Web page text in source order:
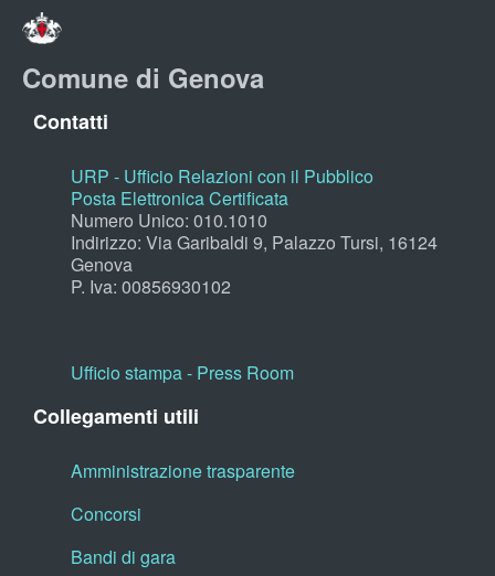
Comune di Genova
Contatti
URP - Ufficio Relazioni con il Pubblico
Posta Elettronica Certificata
Numero Unico: 010.1010
Indirizzo: Via Garibaldi 9, Palazzo Tursi, 16124
Genova
P. Iva: 00856930102
Ufficio stampa - Press Room
Collegamenti utili
Amministrazione trasparente
Concorsi
Bandi di gara